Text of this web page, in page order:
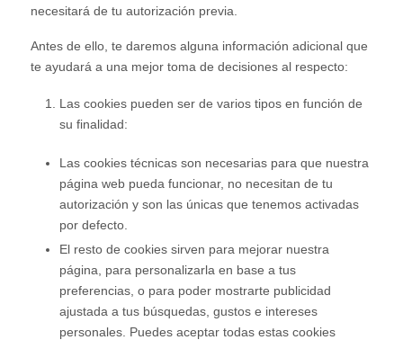
necesitará de tu autorización previa.
Antes de ello, te daremos alguna información adicional que
te ayudará a una mejor toma de decisiones al respecto:
Las cookies pueden ser de varios tipos en función de
su finalidad:
Las cookies técnicas son necesarias para que nuestra
página web pueda funcionar, no necesitan de tu
autorización y son las únicas que tenemos activadas
por defecto.
El resto de cookies sirven para mejorar nuestra
página, para personalizarla en base a tus
preferencias, o para poder mostrarte publicidad
ajustada a tus búsquedas, gustos e intereses
personales. Puedes aceptar todas estas cookies